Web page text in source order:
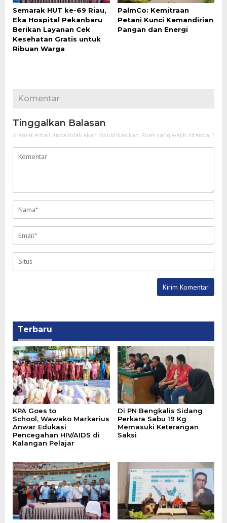
‎Semarak HUT ke-69 Riau,
Eka Hospital Pekanbaru
Berikan Layanan Cek
Kesehatan Gratis untuk
Ribuan Warga ‎
PalmCo: Kemitraan
Petani Kunci Kemandirian
Pangan dan Energi
Komentar
Tinggalkan Balasan
Alamat email Anda tidak akan dipublikasikan. Ruas yang wajib ditandai *
Terbaru
‎KPA Goes to
School, Wawako Markarius
Anwar Edukasi
Pencegahan HIV/AIDS di
Kalangan Pelajar
Di PN Bengkalis Sidang
Perkara Sabu 19 Kg
Memasuki Keterangan
Saksi